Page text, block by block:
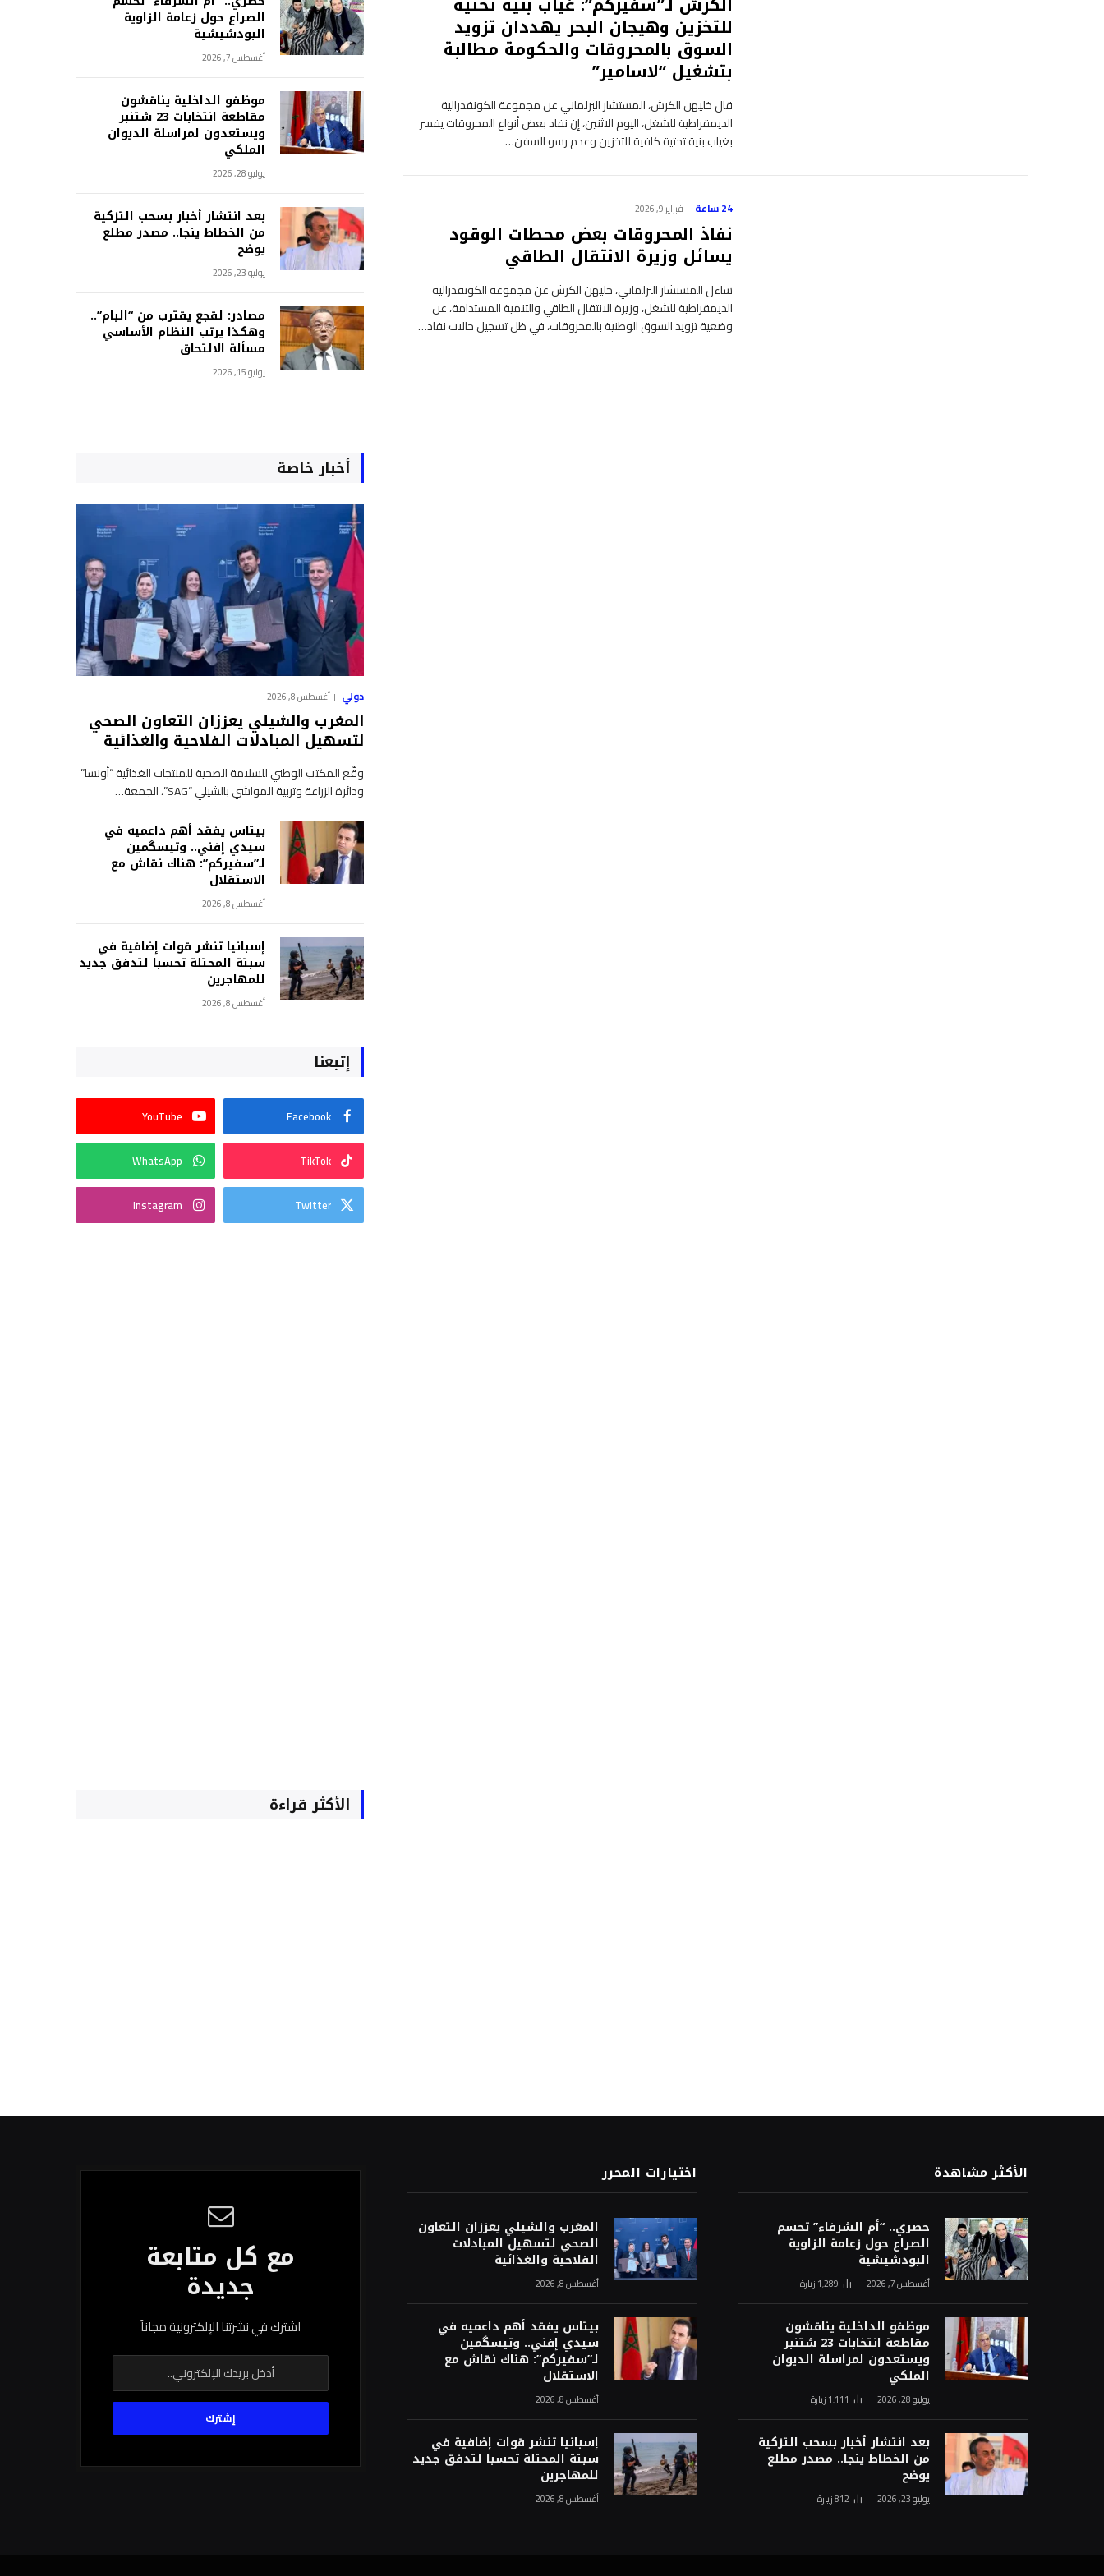
للتخزين وهيجان البحر يهددان تزويد
السوق بالمحروقات والحكومة مطالبة
بتشغيل “لاسامير”
قال خليهن الكرش، المستشار البرلماني عن مجموعة الكونفدرالية
الديمقراطية للشغل، اليوم الاثنين، إن نفاد بعض أنواع المحروقات يفسر
بغياب بنية تحتية كافية للتخزين وعدم رسو السفن…
24 ساعة فبراير 9, 2026
نفاذ المحروقات بعض محطات الوقود
يسائل وزيرة الانتقال الطاقي
ساءل المستشار البرلماني، خليهن الكرش عن مجموعة الكونفدرالية
الديمقراطية للشغل، وزيرة الانتقال الطاقي والتنمية المستدامة، عن
وضعية تزويد السوق الوطنية بالمحروقات، في ظل تسجيل حالات نفاد…
الصراع حول زعامة الزاوية
البودشيشية
أغسطس 7, 2026
موظفو الداخلية يناقشون
مقاطعة انتخابات 23 شتنبر
ويستعدون لمراسلة الديوان
الملكي
يوليو 28, 2026
بعد انتشار أخبار بسحب التزكية
من الخطاط ينجا.. مصدر مطلع
يوضح
يوليو 23, 2026
مصادر: لقجع يقترب من “البام”..
وهكذا يرتب النظام الأساسي
مسألة الالتحاق
يوليو 15, 2026
أخبار خاصة
دولي أغسطس 8, 2026
المغرب والشيلي يعززان التعاون الصحي
لتسهيل المبادلات الفلاحية والغذائية
وقّع المكتب الوطني للسلامة الصحية للمنتجات الغذائية “أونسا”
ودائرة الزراعة وتربية المواشي بالشيلي “SAG”، الجمعة…
بيتاس يفقد أهم داعميه في
سيدي إفني.. وتيسگمين
لـ”سفيركم”: هناك نقاش مع
الاستقلال
أغسطس 8, 2026
إسبانيا تنشر قوات إضافية في
سبتة المحتلة تحسبا لتدفق جديد
للمهاجرين
أغسطس 8, 2026
إتبعنا
Facebook
YouTube
TikTok
WhatsApp
Twitter
Instagram
الأكثر قراءة
الأكثر مشاهدة
حصري.. “أم الشرفاء” تحسم
الصراع حول زعامة الزاوية
البودشيشية
أغسطس 7, 2026 1٬289 زيارة
موظفو الداخلية يناقشون
مقاطعة انتخابات 23 شتنبر
ويستعدون لمراسلة الديوان
الملكي
يوليو 28, 2026 1٬111 زيارة
بعد انتشار أخبار بسحب التزكية
من الخطاط ينجا.. مصدر مطلع
يوضح
يوليو 23, 2026 812زيارة
اختيارات المحرر
المغرب والشيلي يعززان التعاون
الصحي لتسهيل المبادلات
الفلاحية والغذائية
أغسطس 8, 2026
بيتاس يفقد أهم داعميه في
سيدي إفني.. وتيسگمين
لـ”سفيركم”: هناك نقاش مع
الاستقلال
أغسطس 8, 2026
إسبانيا تنشر قوات إضافية في
سبتة المحتلة تحسبا لتدفق جديد
للمهاجرين
أغسطس 8, 2026
مع كل متابعة
جديدة
اشترك في نشرتنا الإلكترونية مجاناً